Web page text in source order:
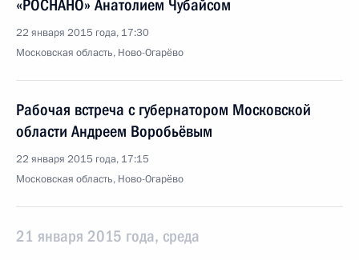
«РОСНАНО» Анатолием Чубайсом
22 января 2015 года, 17:30
Московская область, Ново-Огарёво
Рабочая встреча с губернатором Московской
области Андреем Воробьёвым
22 января 2015 года, 17:15
Московская область, Ново-Огарёво
21 января 2015 года, среда